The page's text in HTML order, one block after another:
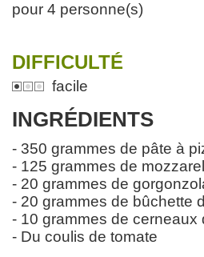
pour 4 personne(s)
DIFFICULTÉ
facile
INGRÉDIENTS
- 350 grammes de pâte à
- 125 grammes de
- 20 grammes de
- 20 grammes de bûchette
- 10 grammes de cerneaux
- Du coulis de tomate